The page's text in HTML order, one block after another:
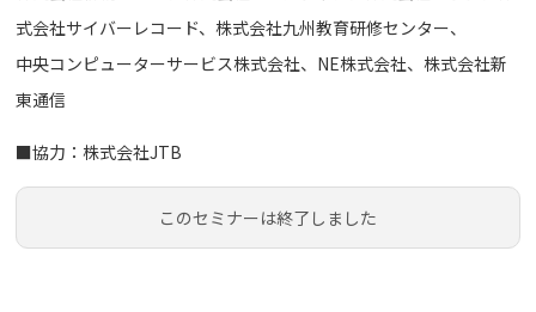
式会社サイバーレコード、株式会社九州教育研修センター、
中央コンピューターサービス株式会社、NE株式会社、株式会社新
東通信
■協力：株式会社JTB
このセミナーは終了しました